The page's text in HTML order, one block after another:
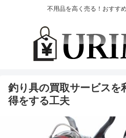
不用品を高く売る！おすす
釣り具の買取サービスを
得をする工夫